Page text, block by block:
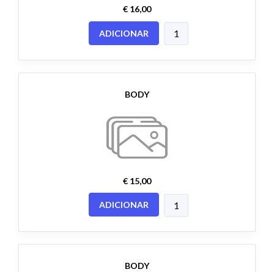
€ 16,00
ADICIONAR
BODY
€ 15,00
ADICIONAR
BODY